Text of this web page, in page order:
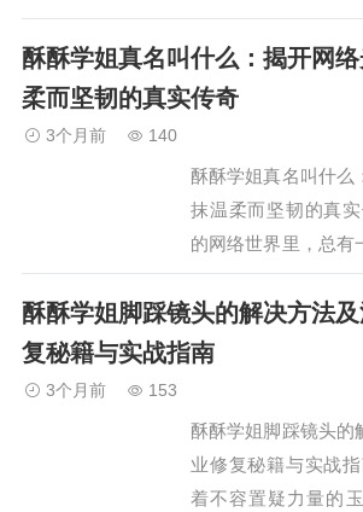
嚣，只剩下窗外偶尔
划过，许多人却仍旧
跳声在耳膜里放大成
酥酥学姐真名叫什么：揭开网
柔而坚韧的真实传奇
3个月前 140
酥酥学姐真名叫什么
抹温柔而坚韧的真
的网络世界里，总有
的屏幕，抵达人心最
姐便是其中之一。她
细腻入微的共情能力
酥酥学姐脚踩镜头的解决方法
复秘籍与实战指南
3个月前 153
酥酥学姐脚踩镜头的
业修复秘籍与实战
着不容置疑力量的